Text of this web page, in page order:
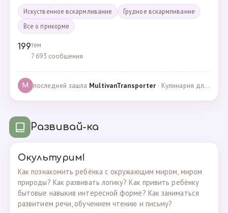
Искуственное вскармливание
Грудное вскармливание
Все о прикорме
199тем
7 693 сообщения
M последней зашла MultivanTransporter· Кулинария для более старших · 24.10.2024
Развивай-ка
Окультурим!
Как познакомить ребёнка с окружающим миром, миром
природы? Как развивать логику? Как привить ребёнку
бытовые навыкив интересной форме? Как заниматься
развитием речи, обучением чтению и письму?